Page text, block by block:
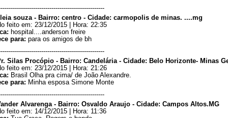
souza - Bairro: centro - Cidade: carmopolis de minas. ....mg
feito em: 23/12/2015 | Hora: 22:35
hospital....anderson freire
para: para os amigos de bh
Silas Procópio - Bairro: Candelária - Cidade: Belo Horizonte- Minas
feito em: 23/12/2015 | Hora: 21:26
Brasil Olha pra cima/ de João Alexandre.
para: Minha esposa Simone Monte
Alvarenga - Bairro: Osvaldo Araujo - Cidade: Campos Altos.MG
feito em: 14/12/2015 | Hora: 11:36